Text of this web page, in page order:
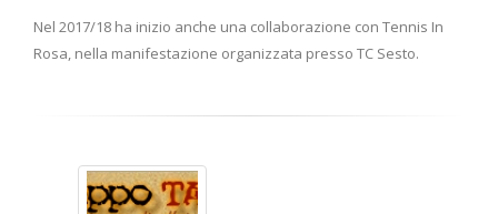
Nel 2017/18 ha inizio anche una collaborazione con Tennis In
Rosa, nella manifestazione organizzata presso TC Sesto.